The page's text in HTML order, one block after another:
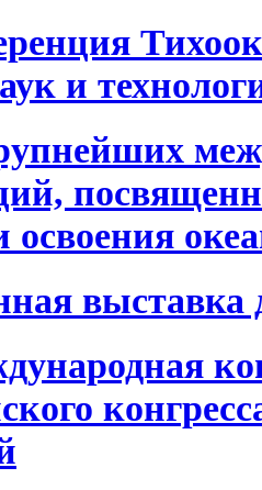
и
освоения
выставка